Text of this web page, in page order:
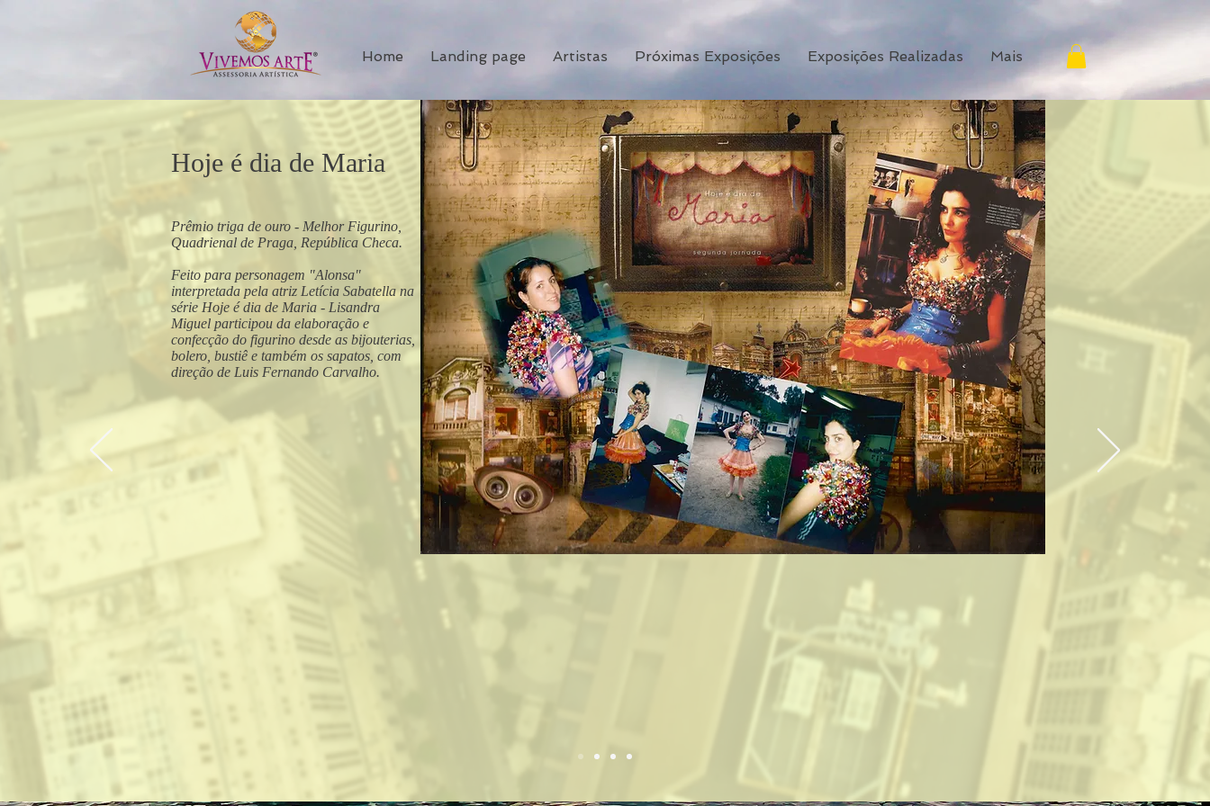
Home Landing page Artistas Próximas Exposições Exposições Realizadas Mais
Hoje é dia de Maria
Prêmio triga de ouro - Melhor Figurino,
Quadrienal de Praga, República Checa.
Feito para personagem "Alonsa"
interpretada pela atriz Letícia Sabatella na
série Hoje é dia de Maria - Lisandra
Miguel participou da elaboração e
confecção do figurino desde as bijouterias,
bolero, bustiê e também os sapatos, com
direção de Luis Fernando Carvalho.